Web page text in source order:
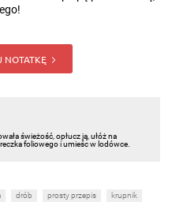
NOTATKĘ
świeżość, opłucz ją, ułóż na
foliowego i umieśc w lodówce.
drób prosty przepis
krupnik